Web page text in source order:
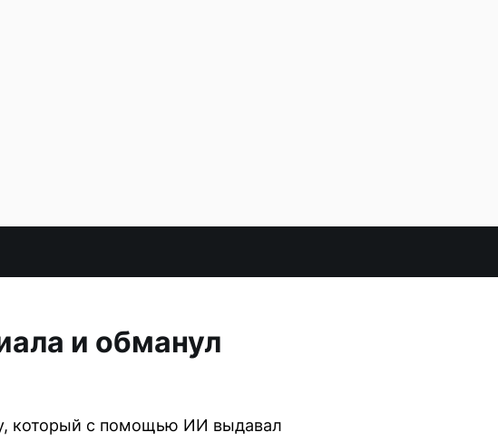
и обманул
который с помощью ИИ выдавал